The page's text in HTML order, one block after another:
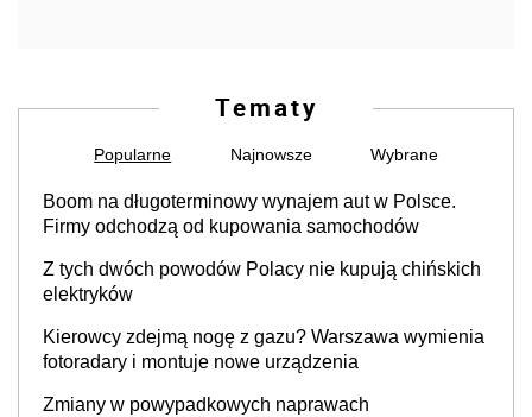
Tematy
Popularne Najnowsze Wybrane
Boom na długoterminowy wynajem aut w Polsce.
Firmy odchodzą od kupowania samochodów
Z tych dwóch powodów Polacy nie kupują chińskich
elektryków
Kierowcy zdejmą nogę z gazu? Warszawa wymienia
fotoradary i montuje nowe urządzenia
Zmiany w powypadkowych naprawach